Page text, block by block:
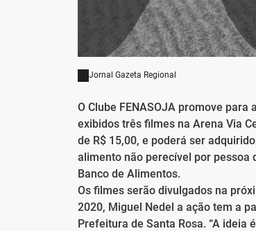
Jornal Gazeta Regional
O Clube FENASOJA promove
exibidos três filmes na Arena Via
de R$ 15,00, e poderá ser
alimento não perecível por pessoa
Banco de Alimentos.
Os filmes serão divulgados na
2020, Miguel Nedel a ação tem a
Prefeitura de Santa Rosa. “A